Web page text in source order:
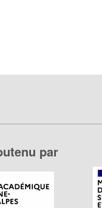
par